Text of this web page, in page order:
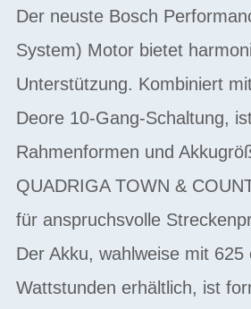
Der neuste Bosch
System) Motor bietet
Unterstützung. Kombiniert
Deore 10-Gang-Schaltung,
Rahmenformen und
QUADRIGA TOWN &
für anspruchsvolle
Der Akku, wahlweise mit 625
Wattstunden erhältlich, ist